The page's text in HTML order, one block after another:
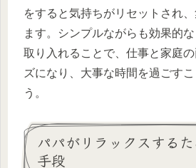
をすると気持ちがリセットされ
ます。シンプルながらも効果的
取り入れることで、仕事と家庭
ズになり、大事な時間を過ごす
う。
パパがリラックスする
手段